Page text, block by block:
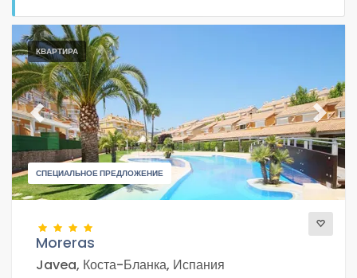
К-во чел
Спальни
Ванные комнаты
Популярные услуги
КВАРТИРА
СПЕЦИАЛЬНОЕ ПРЕДЛОЖЕНИЕ
Previous Next
Moreras
Javea, Коста-Бланка, Испания